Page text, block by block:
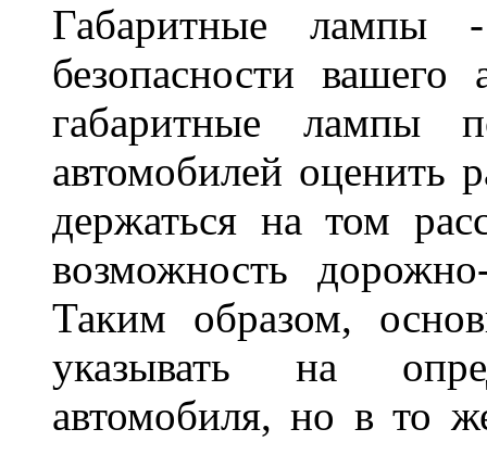
Габаритные лампы
безопасности
габаритные лампы
автомобилей оценить
держаться на том
возможность
Таким образом,
указывать на
автомобиля, но в то